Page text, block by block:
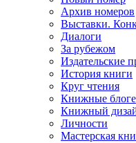
Архив номеров
Выставки.
Диалоги
За рубежом
Издательские
История книги
Круг чтения
Книжные
Книжный
Личности
Мастерская